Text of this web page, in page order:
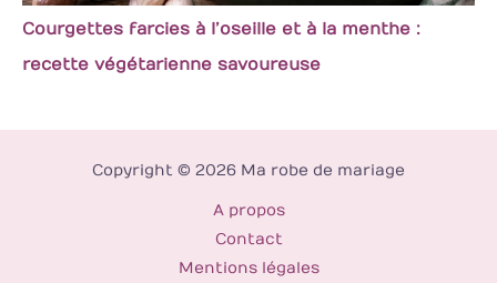
Courgettes farcies à l’oseille et à la menthe :
recette végétarienne savoureuse
Copyright © 2026 Ma robe de mariage
A propos
Contact
Mentions légales